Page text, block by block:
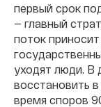
первый срок
— главный
поток
уходят люди. В
восстановить
время споров